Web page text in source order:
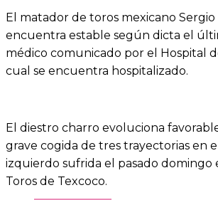
El matador de toros mexicano Sergio
encuentra estable según dicta el
médico comunicado por el Hospital
cual se encuentra hospitalizado.
El diestro charro evoluciona
grave cogida de tres trayectorias en
izquierdo sufrida el pasado domingo
Toros de Texcoco.